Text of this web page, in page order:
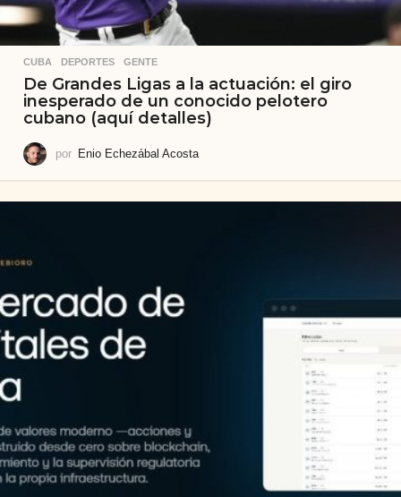
CUBA ,DEPORTES ,GENTE
De Grandes Ligas a la actuación: el giro
inesperado de un conocido pelotero
cubano (aquí detalles)
por Enio Echezábal Acosta